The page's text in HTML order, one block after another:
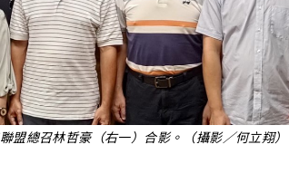
總召林哲豪（右一）合影。（攝影／何立翔）